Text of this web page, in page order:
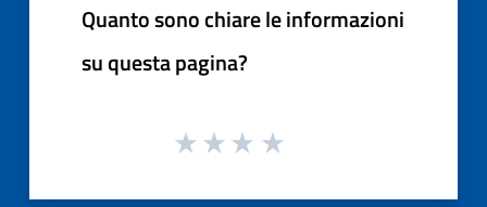
Quanto sono chiare le informazioni
su questa pagina?